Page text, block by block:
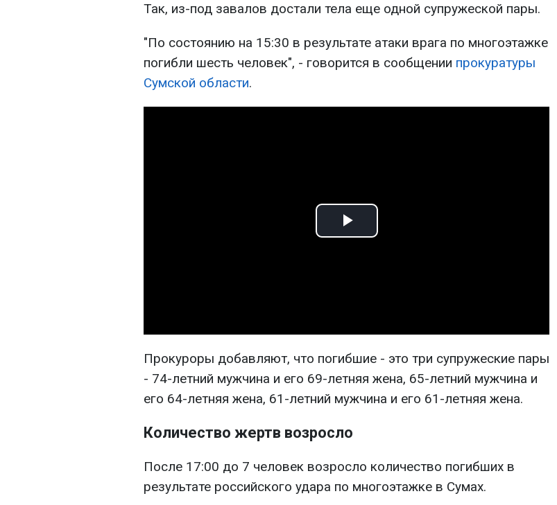
Так, из-под завалов достали тела еще одной супружеской пары.
"По состоянию на 15:30 в результате атаки врага по многоэтажке
погибли шесть человек", - говорится в сообщении прокуратуры
Сумской области.
Play
Прокуроры добавляют, что погибшие - это три супружеские пары
- 74-летний мужчина и его 69-летняя жена, 65-летний мужчина и
его 64-летняя жена, 61-летний мужчина и его 61-летняя жена.
Количество жертв возросло
После 17:00 до 7 человек возросло количество погибших в
результате российского удара по многоэтажке в Сумах.